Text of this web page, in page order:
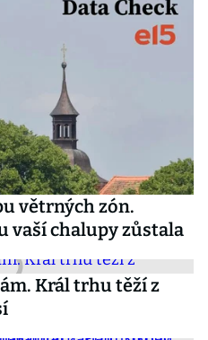
větrných zón.
vaší chalupy zůstala
Král trhu těží z